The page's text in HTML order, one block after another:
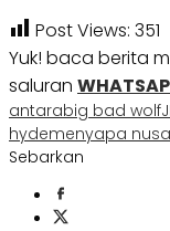
Post Views: 351
Yuk! baca berita
saluran
antarabig bad wolf
hydemenyapa
Sebarkan